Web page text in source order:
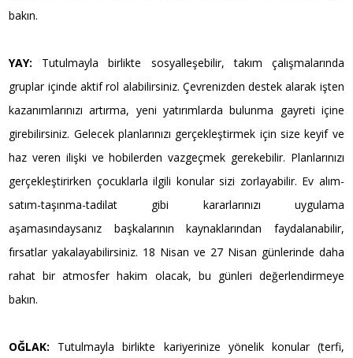
bakın.
YAY:
Tutulmayla birlikte sosyalleşebilir, takım çalışmalarında
gruplar içinde aktif rol alabilirsiniz. Çevrenizden destek alarak işten
kazanımlarınızı artırma, yeni yatırımlarda bulunma gayreti içine
girebilirsiniz. Gelecek planlarınızı gerçekleştirmek için size keyif ve
haz veren ilişki ve hobilerden vazgeçmek gerekebilir. Planlarınızı
gerçekleştirirken çocuklarla ilgili konular sizi zorlayabilir. Ev alım-
satım-taşınma-tadilat gibi kararlarınızı uygulama
aşamasındaysanız başkalarının kaynaklarından faydalanabilir,
fırsatlar yakalayabilirsiniz. 18 Nisan ve 27 Nisan günlerinde daha
rahat bir atmosfer hakim olacak, bu günleri değerlendirmeye
bakın.
OĞLAK:
Tutulmayla birlikte kariyerinize yönelik konular (terfi,